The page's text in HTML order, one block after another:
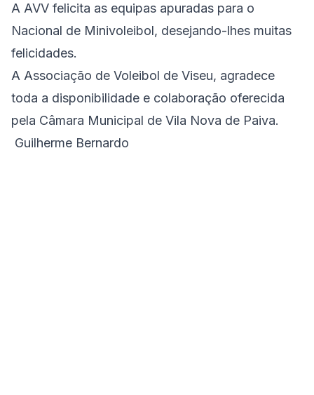
A AVV felicita as equipas apuradas para o
Nacional de Minivoleibol, desejando-lhes muitas
felicidades.
A Associação de Voleibol de Viseu, agradece
toda a disponibilidade e colaboração oferecida
pela Câmara Municipal de Vila Nova de Paiva.
Guilherme Bernardo